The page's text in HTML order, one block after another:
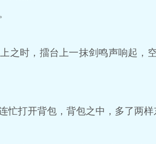
之时，擂台上一抹剑鸣声响起，
打开背包，背包之中，多了两样